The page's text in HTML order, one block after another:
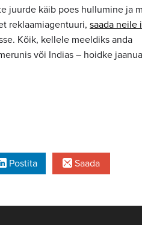
juurde käib poes hullumine ja
reklaamiagentuuri, saada neile
Kõik, kellele meeldiks anda
või Indias – hoidke
Postita Saada